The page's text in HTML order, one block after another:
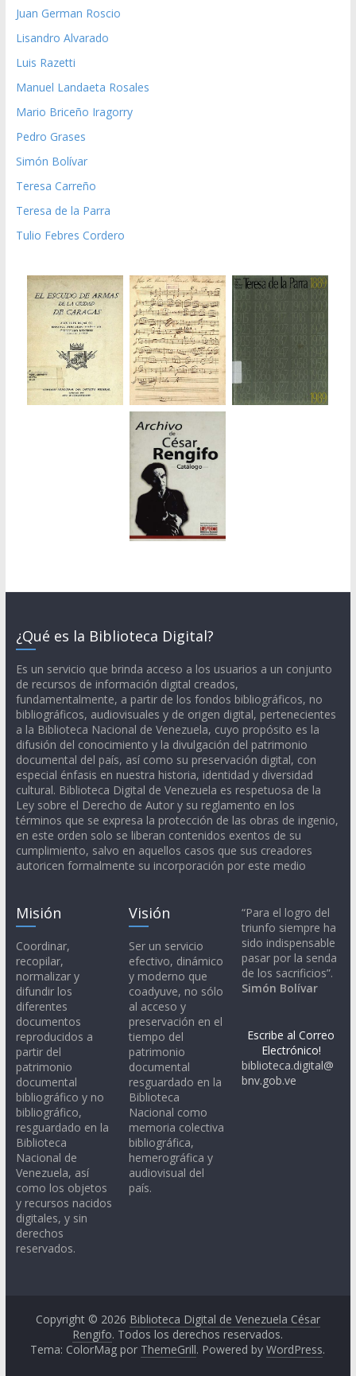
Juan German Roscio
Lisandro Alvarado
Luis Razetti
Manuel Landaeta Rosales
Mario Briceño Iragorry
Pedro Grases
Simón Bolívar
Teresa Carreño
Teresa de la Parra
Tulio Febres Cordero
¿Qué es la Biblioteca Digital?
Es un servicio que brinda acceso a los usuarios a un conjunto
de recursos de información digital creados,
fundamentalmente, a partir de los fondos bibliográficos, no
bibliográficos, audiovisuales y de origen digital, pertenecientes
a la Biblioteca Nacional de Venezuela, cuyo propósito es la
difusión del conocimiento y la divulgación del patrimonio
documental del país, así como su preservación digital, con
especial énfasis en nuestra historia, identidad y diversidad
cultural. Biblioteca Digital de Venezuela es respetuosa de la
Ley sobre el Derecho de Autor y su reglamento en los
términos que se expresa la protección de las obras de ingenio,
en este orden solo se liberan contenidos exentos de su
cumplimiento, salvo en aquellos casos que sus creadores
autoricen formalmente su incorporación por este medio
Misión
Coordinar,
recopilar,
normalizar y
difundir los
diferentes
documentos
reproducidos a
partir del
patrimonio
documental
bibliográfico y no
bibliográfico,
resguardado en la
Biblioteca
Nacional de
Venezuela, así
como los objetos
y recursos nacidos
digitales, y sin
derechos
reservados.
Visión
Ser un servicio
efectivo, dinámico
y moderno que
coadyuve, no sólo
al acceso y
preservación en el
tiempo del
patrimonio
documental
resguardado en la
Biblioteca
Nacional como
memoria colectiva
bibliográfica,
hemerográfica y
audiovisual del
país.
“Para el logro del
triunfo siempre ha
sido indispensable
pasar por la senda
de los sacrificios”.
Simón Bolívar
Escribe al Correo
Electrónico!
biblioteca.digital@
bnv.gob.ve
Copyright © 2026 Biblioteca Digital de Venezuela César
Rengifo. Todos los derechos reservados.
Tema: ColorMag por ThemeGrill. Powered byWordPress.